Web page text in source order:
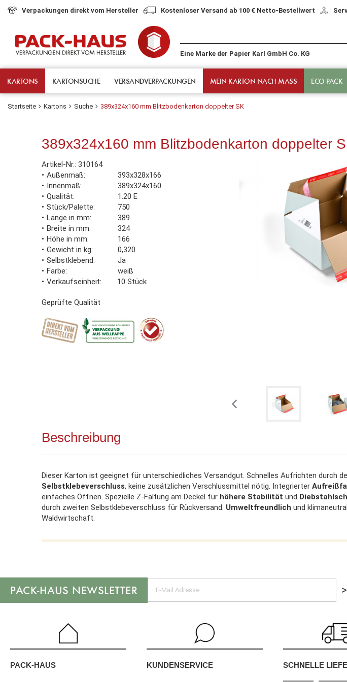
Verpackungen direkt vom Hersteller Kostenloser Versand ab 100 € Netto-Bestellwert
Startseite Kartons Suche 389x324x160 mm Blitzbodenkarton doppelter SK
Eine Marke der Papier Karl GmbH Co. KG
KARTONS KARTONSUCHE VERSANDVERPACKUNGEN MEIN KARTON NACH MASS ECO PACK
389x324x160 mm Blitzbodenkarton doppelter
Artikel-Nr.: 310164
Außenmaß
393x328x166
Innenmaß
389x324x160
Qualität
1.20 E
Stück/Palette
750
Länge in mm
389
Breite in mm
324
Höhe in mm
166
Gewicht in kg
0,320
Selbstklebend
Ja
Farbe
weiß
Verkaufseinheit
10 Stück
Geprüfte Qualität
Beschreibung
Dieser Karton ist geeignet für unterschiedliches Versandgut. Schnelles Aufrichten durch
Selbstklebeverschluss, keine zusätzlichen Verschlussmittel nötig. Integrierter
einfaches Öffnen. Spezielle Z-Faltung am Deckel für höhere Stabilität und
durch zweiten Selbstklebeverschluss für Rückversand. Umweltfreundlich und
Waldwirtschaft.
NEWSLETTER
PACK-HAUS KUNDENSERVICE SCHNELLE